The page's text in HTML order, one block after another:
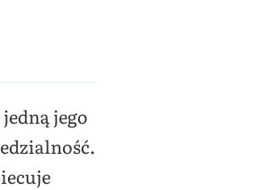
jego